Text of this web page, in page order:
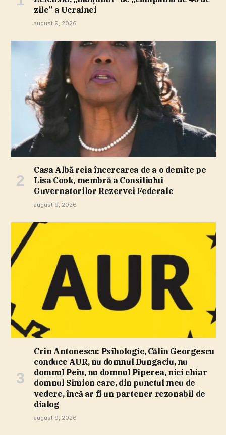
zile” a Ucrainei
august 9, 2026
Casa Albă reia încercarea de a o demite pe
Lisa Cook, membră a Consiliului
Guvernatorilor Rezervei Federale
august 9, 2026
Crin Antonescu: Psihologic, Călin Georgescu
conduce AUR, nu domnul Dungaciu, nu
domnul Peiu, nu domnul Piperea, nici chiar
domnul Simion care, din punctul meu de
vedere, încă ar fi un partener rezonabil de
dialog
august 9, 2026